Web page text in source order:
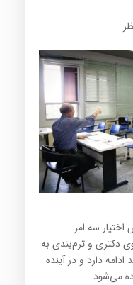
سه امر
دکتری و ترم‌بندی به
دارد و در آینده
می‌شود.